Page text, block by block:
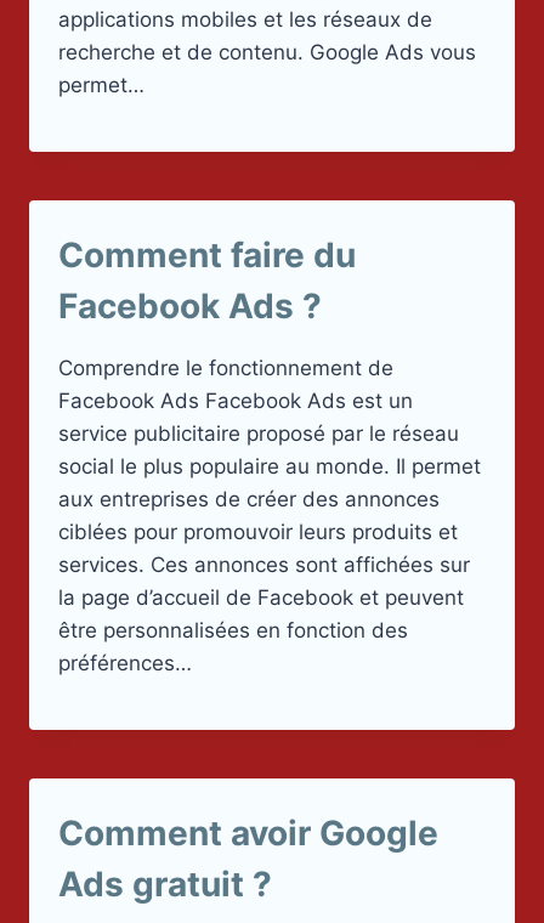
applications mobiles et les réseaux de
recherche et de contenu. Google Ads vous
permet…
Comment faire du
Facebook Ads ?
Comprendre le fonctionnement de
Facebook Ads Facebook Ads est un
service publicitaire proposé par le réseau
social le plus populaire au monde. Il permet
aux entreprises de créer des annonces
ciblées pour promouvoir leurs produits et
services. Ces annonces sont affichées sur
la page d’accueil de Facebook et peuvent
être personnalisées en fonction des
préférences…
Comment avoir Google
Ads gratuit ?